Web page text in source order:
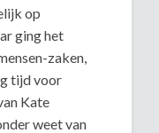
op
ging het
zaken,
tijd voor
Kate
weet van